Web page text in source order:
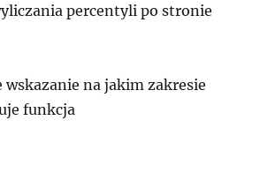
percentyli po stronie
wskazanie na jakim zakresie
funkcja